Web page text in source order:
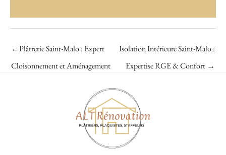
←Plâtrerie Saint-Malo : Expert
Cloisonnement et Aménagement
Isolation Intérieure Saint-Malo :
Expertise RGE & Confort →